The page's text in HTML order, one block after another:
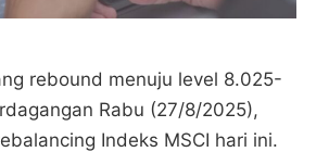
rebound menuju level 8.025-
Rabu (27/8/2025),
Indeks MSCI hari ini.